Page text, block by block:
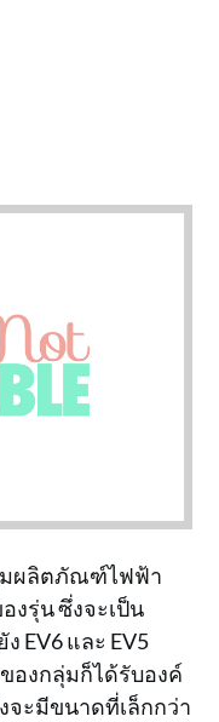
มผลิตภัณฑ์ไฟฟ้า
งรุ่น ซึ่งจะเป็น
EV6 และ EV5
องกลุ่มก็ได้รับองค์
จะมีขนาดที่เล็กกว่า